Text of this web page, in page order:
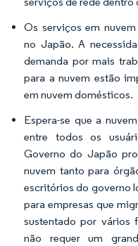
Os serviços em
no Japão. A
demanda por mais
para a nuvem estão
em nuvem domésticos.
Espera-se que a
entre todos os
Governo do Japão
nuvem tanto para
escritórios do governo
para empresas que
sustentado por vários
não requer um